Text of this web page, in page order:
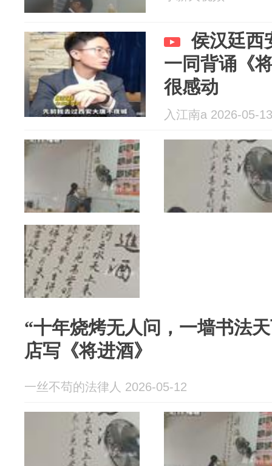
侯汉廷西
一同背诵《
很感动
入江南a 2026-05-13
“十年烧烤无人问，一墙书法
店写《将进酒》
一丝不苟的法律人 2026-05-12